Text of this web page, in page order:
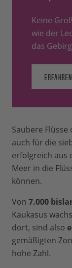
Keine
wie der
das
Saubere
auch für die
erfolgreich aus
Meer in die
können.
Von 7.000
Kaukasus
dort, sind also
gemäßigten
hohe Zahl.